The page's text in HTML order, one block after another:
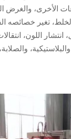
1:1.09الأخرى، والغرض
تغير خصائصه
انتشار اللون،
والبلاستيكية،